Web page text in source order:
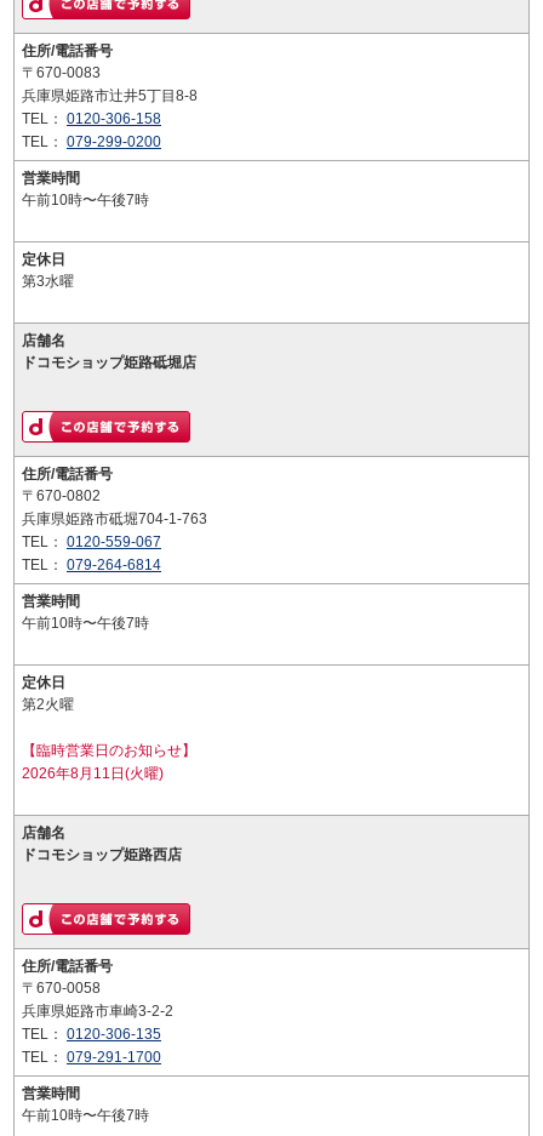
住所/電話番号
〒670-0083
兵庫県姫路市辻井5丁目8-8
TEL： 0120-306-158
TEL： 079-299-0200
営業時間
午前10時〜午後7時
定休日
第3水曜
店舗名
ドコモショップ姫路砥堀店
住所/電話番号
〒670-0802
兵庫県姫路市砥堀704-1-763
TEL： 0120-559-067
TEL： 079-264-6814
営業時間
午前10時〜午後7時
定休日
第2火曜
【臨時営業日のお知らせ】
2026年8月11日(火曜)
店舗名
ドコモショップ姫路西店
住所/電話番号
〒670-0058
兵庫県姫路市車崎3-2-2
TEL： 0120-306-135
TEL： 079-291-1700
営業時間
午前10時〜午後7時